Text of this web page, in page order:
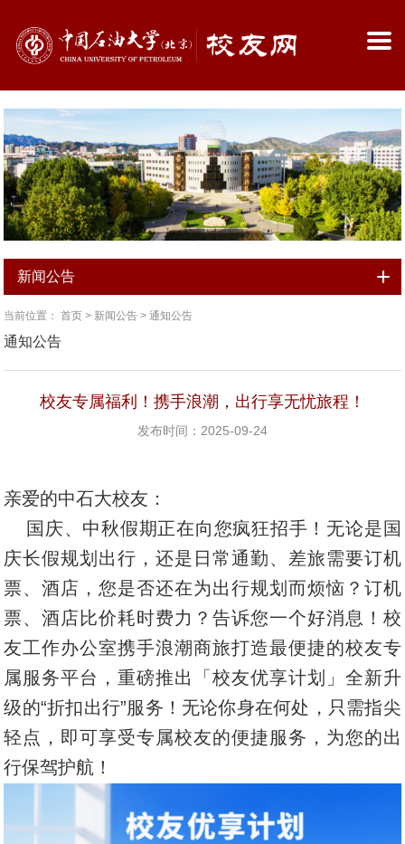
新闻公告
当前位置：首页 > 新闻公告 >通知公告
通知公告
校友专属福利！携手浪潮，出行享无忧旅程！
发布时间：2025-09-24
亲爱的中石大校友：
国庆、中秋假期正在向您疯狂招手！无论是国
庆长假规划出行，还是日常通勤、差旅需要订机
票、酒店，您是否还在为出行规划而烦恼？订机
票、酒店比价耗时费力？告诉您一个好消息！校
友工作办公室携手浪潮商旅打造最便捷的校友专
属服务平台，重磅推出「校友优享计划」全新升
级的“折扣出行”服务！无论你身在何处，只需指尖
轻点，即可享受专属校友的便捷服务，为您的出
行保驾护航！